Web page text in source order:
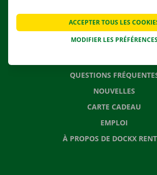
QUESTIONS
NOUVELLES
CARTE CADEAU
EMPLOI
À PROPOS DE DOCKX
MODIFIER LES
ACCEPTER TOUS LES